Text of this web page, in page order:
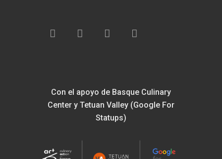
Con el apoyo de Basque Culinary
Center y Tetuan Valley (Google For
Statups)